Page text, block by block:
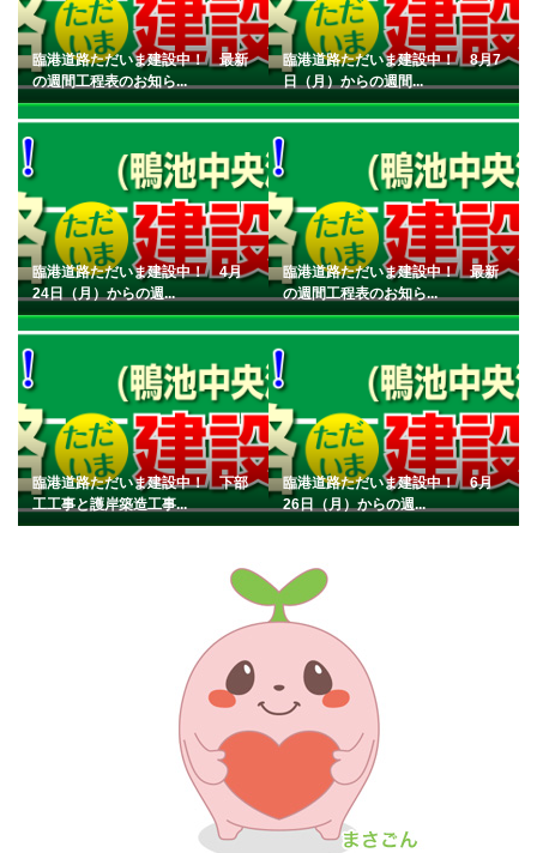
臨港道路ただいま建設中！ 最新
の週間工程表のお知ら...
臨港道路ただいま建設中！ 8月7
日（月）からの週間...
臨港道路ただいま建設中！ 4月
24日（月）からの週...
臨港道路ただいま建設中！ 最新
の週間工程表のお知ら...
臨港道路ただいま建設中！ 下部
工工事と護岸築造工事...
臨港道路ただいま建設中！ 6月
26日（月）からの週...